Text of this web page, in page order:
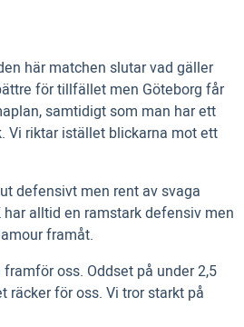
här matchen slutar vad gäller
för tillfället men Göteborg får
samtidigt som man har ett
Vi riktar istället blickarna mot ett
defensivt men rent av svaga
alltid en ramstark defensiv men
framåt.
oss. Oddset på under 2,5
räcker för oss. Vi tror starkt på